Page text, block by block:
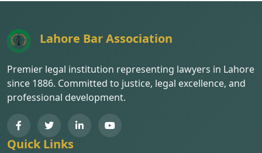
Lahore Bar Association
Premier legal institution representing lawyers in Lahore
since 1886. Committed to justice, legal excellence, and
professional development.
Quick Links